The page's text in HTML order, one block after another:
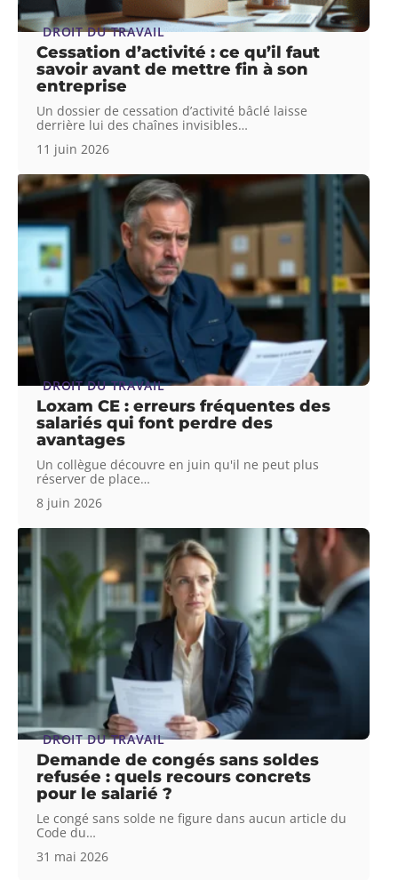
DROIT DU TRAVAIL
Cessation d’activité : ce qu’il faut
savoir avant de mettre fin à son
entreprise
Un dossier de cessation d’activité bâclé laisse
derrière lui des chaînes invisibles…
11 juin 2026
DROIT DU TRAVAIL
Loxam CE : erreurs fréquentes des
salariés qui font perdre des
avantages
Un collègue découvre en juin qu'il ne peut plus
réserver de place…
8 juin 2026
DROIT DU TRAVAIL
Demande de congés sans soldes
refusée : quels recours concrets
pour le salarié ?
Le congé sans solde ne figure dans aucun article du
Code du…
31 mai 2026